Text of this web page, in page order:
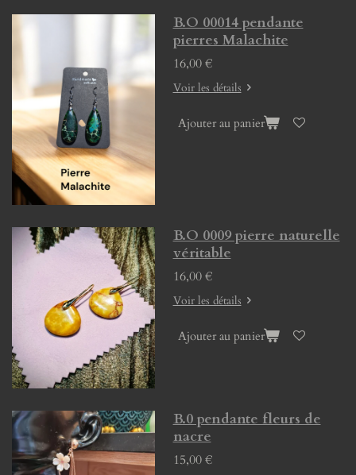
B.O 00014 pendante
pierres Malachite
16,00 €
Voir les détails
Ajouter au panier
B.O 0009 pierre naturelle
véritable
16,00 €
Voir les détails
Ajouter au panier
B.0 pendante fleurs de
nacre
15,00 €